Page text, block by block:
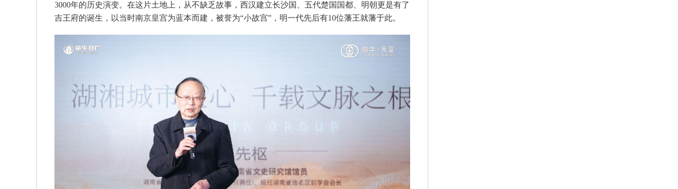
3000年的历史演变。在这片土地上，从不缺乏故事，西汉建立长沙国、五代楚国国都、明朝更是有了
吉王府的诞生，以当时南京皇宫为蓝本而建，被誉为“小故宫”，明一代先后有10位藩王就藩于此。